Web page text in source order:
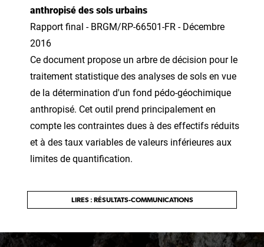
anthropisé des sols urbains
Rapport final - BRGM/RP-66501-FR - Décembre
2016
Ce document propose un arbre de décision pour le
traitement statistique des analyses de sols en vue
de la détermination d'un fond pédo-géochimique
anthropisé. Cet outil prend principalement en
compte les contraintes dues à des effectifs réduits
et à des taux variables de valeurs inférieures aux
limites de quantification.
LIRES : RÉSULTATS-COMMUNICATIONS